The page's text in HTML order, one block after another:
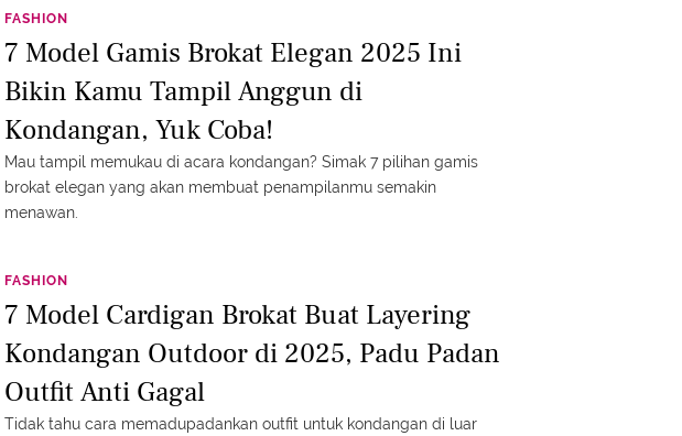
FASHION
7 Model Gamis Brokat Elegan 2025 Ini
Bikin Kamu Tampil Anggun di
Kondangan, Yuk Coba!
Mau tampil memukau di acara kondangan? Simak 7 pilihan gamis
brokat elegan yang akan membuat penampilanmu semakin
menawan.
FASHION
7 Model Cardigan Brokat Buat Layering
Kondangan Outdoor di 2025, Padu Padan
Outfit Anti Gagal
Tidak tahu cara memadupadankan outfit untuk kondangan di luar